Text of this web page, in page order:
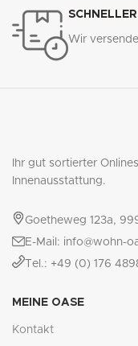
Wir
Ihr gut sortierter
Innenausstattung.
Goetheweg 123a,
E-Mail: info@wohn-
Tel.: +49 (0) 176
MEINE OASE
Kontakt